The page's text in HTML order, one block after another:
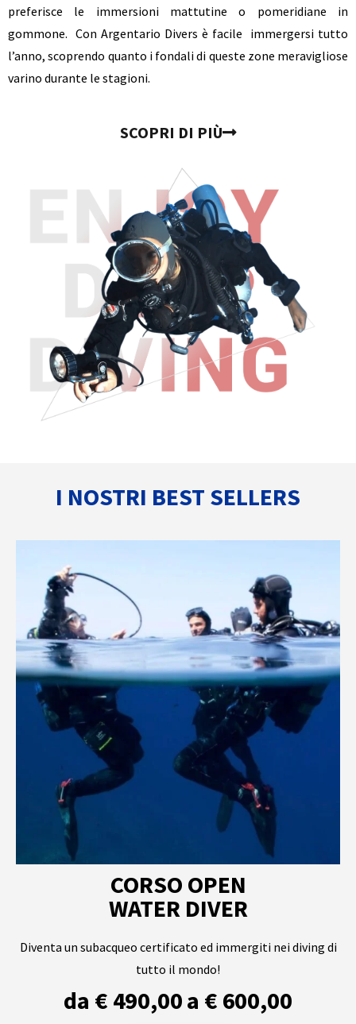
preferisce le immersioni mattutine o pomeridiane in
gommone. Con Argentario Divers è facile immergersi tutto
l’anno, scoprendo quanto i fondali di queste zone meravigliose
varino durante le stagioni.
SCOPRI DI PIÙ
I NOSTRI BEST SELLERS
CORSO OPEN
WATER DIVER
Diventa un subacqueo certificato ed immergiti nei diving di
tutto il mondo!
da € 490,00 a € 600,00